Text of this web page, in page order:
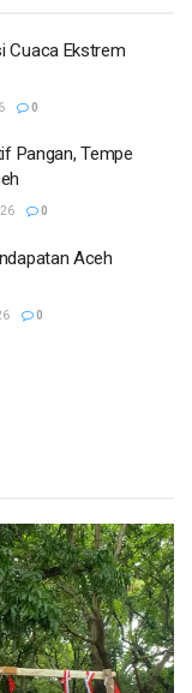
Cuaca Ekstrem
0
Pangan, Tempe
0
Aceh
0